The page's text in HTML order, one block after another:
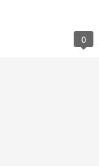
0